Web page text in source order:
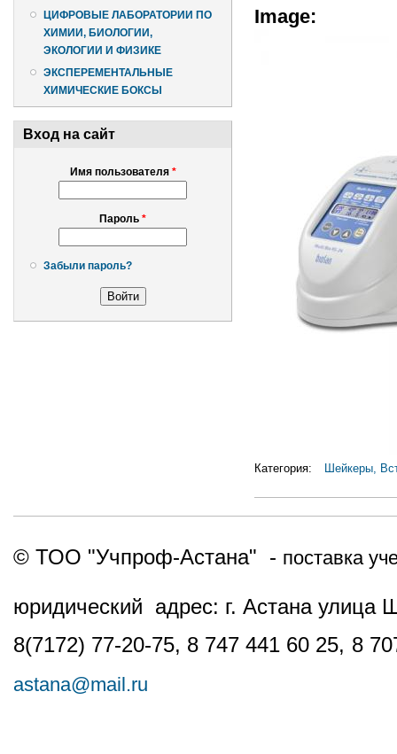
ЦИФРОВЫЕ ЛАБОРАТОРИИ ПО
ХИМИИ, БИОЛОГИИ,
ЭКОЛОГИИ И ФИЗИКЕ
ЭКСПЕРЕМЕНТАЛЬНЫЕ
ХИМИЧЕСКИЕ БОКСЫ
Вход на сайт
Имя пользователя *
Пароль *
Забыли пароль?
Image:
Категория: Шейкеры,
© ТОО "Учпроф-Астана" - поставка
юридический адрес: г. Астана
8(7172) 77-20-75, 8 747 441 60 25, 8
astana@mail.ru